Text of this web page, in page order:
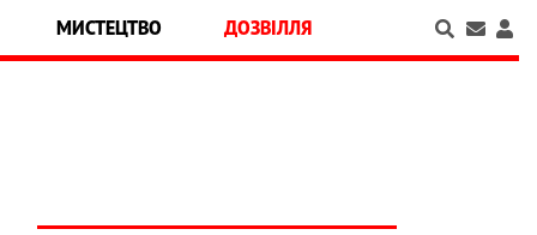
МИСТЕЦТВО ДОЗВІЛЛЯ